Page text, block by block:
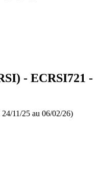
- ECRSI721 -
11/25 au 06/02/26)